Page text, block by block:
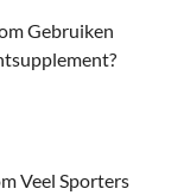
Gebruiken
Veel Sporters